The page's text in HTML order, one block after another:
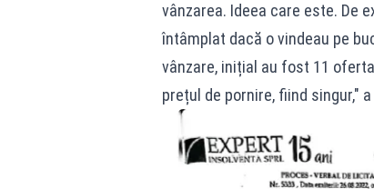
vânzarea. Ideea care este. De
întâmplat dacă o vindeau pe
vânzare, inițial au fost 11
prețul de pornire, fiind singur,"